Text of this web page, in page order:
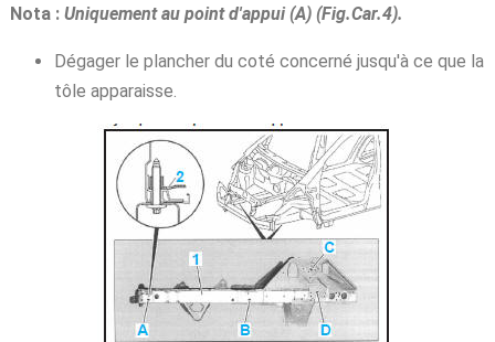
Nota : Uniquement au point d'appui (A) (Fig.Car.4).
Dégager le plancher du coté concerné jusqu'à ce que la
tôle apparaisse.